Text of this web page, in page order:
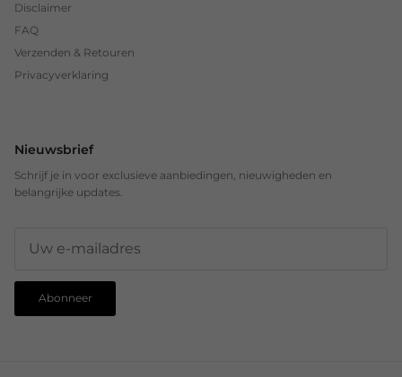
Disclaimer
FAQ
Verzenden & Retouren
Privacyverklaring
Nieuwsbrief
Schrijf je in voor exclusieve aanbiedingen, nieuwigheden en
belangrijke updates.
Abonneer